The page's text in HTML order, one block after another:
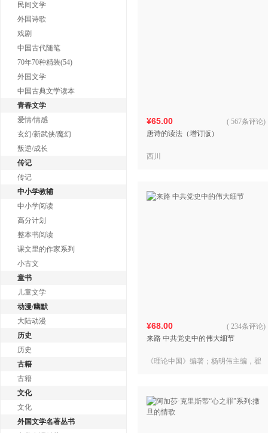
民间文学
外国诗歌
戏剧
中国古代随笔
70年70种精装(54)
外国文学
中国古典文学读本
青春文学
爱情/情感
玄幻/新武侠/魔幻
叛逆/成长
传记
传记
中小学教辅
中小学阅读
高分计划
整本书阅读
课文里的作家系列
小古文
童书
儿童文学
动漫/幽默
大陆动漫
历史
历史
古籍
古籍
文化
文化
外国文学名著丛书
¥65.00
唐诗的读法（增订版）
( 567条评论)
西川
¥68.00
来路 中共党史中的伟大细节
( 234条评论)
《理论中国》编著；杨明伟主编，翟